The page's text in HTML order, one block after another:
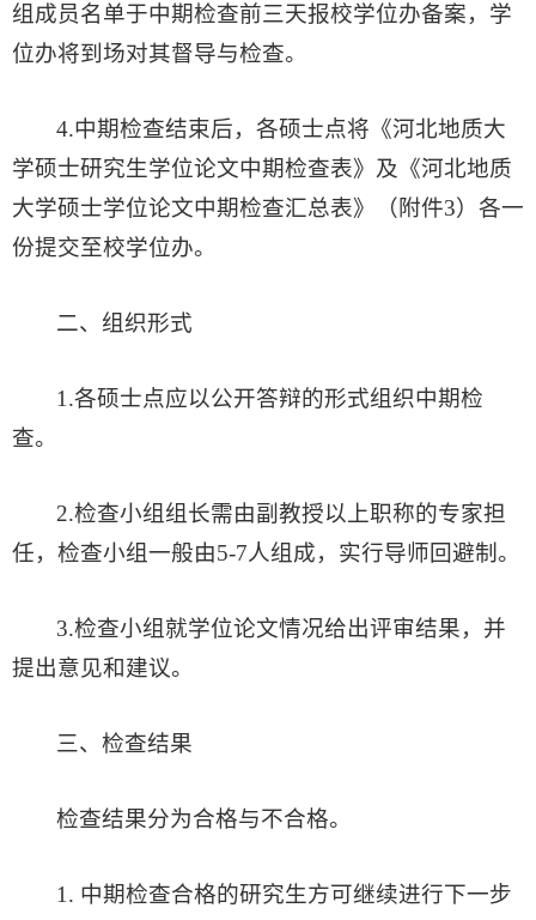
组成员名单于中期检查前三天报校学位办备案，学
位办将到场对其督导与检查。
4.中期检查结束后，各硕士点将《河北地质大
学硕士研究生学位论文中期检查表》及《河北地质
大学硕士学位论文中期检查汇总表》（附件3）各一
份提交至校学位办。
二、组织形式
1.各硕士点应以公开答辩的形式组织中期检
查。
2.检查小组组长需由副教授以上职称的专家担
任，检查小组一般由5-7人组成，实行导师回避制。
3.检查小组就学位论文情况给出评审结果，并
提出意见和建议。
三、检查结果
检查结果分为合格与不合格。
1. 中期检查合格的研究生方可继续进行下一步